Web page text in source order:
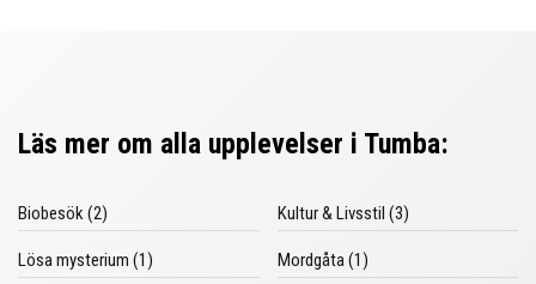
Läs mer om alla upplevelser i Tumba:
Biobesök (2) Kultur & Livsstil (3)
Lösa mysterium (1) Mordgåta (1)